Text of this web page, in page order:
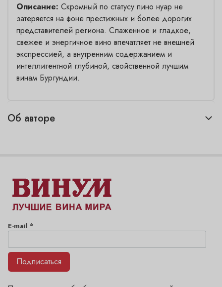
Описание: Скромный по статусу пино нуар не
затеряется на фоне престижных и более дорогих
представителей региона. Слаженное и гладкое,
свежее и энергичное вино впечатляет не внешней
экспрессией, а внутренним содержанием и
интеллигентной глубиной, свойственной лучшим
винам Бургундии.
Об авторе
E-mail *
Подписаться